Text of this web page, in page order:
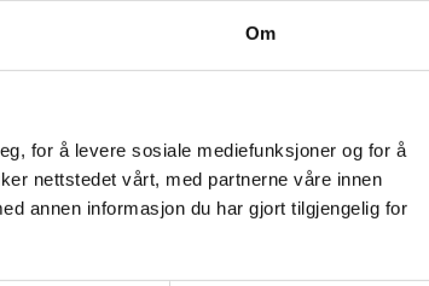
Om
for å levere sosiale mediefunksjoner og for å
nettstedet vårt, med partnerne våre innen
annen informasjon du har gjort tilgjengelig for